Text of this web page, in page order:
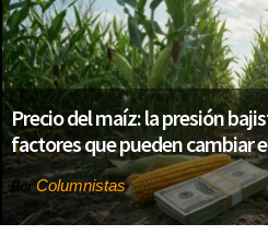
Precio del maíz: la presión
factores que pueden cambiar
Por Columnistas